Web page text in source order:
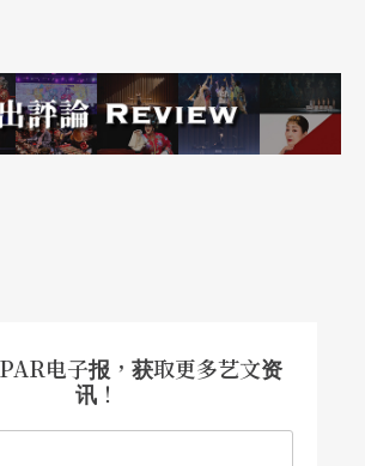
成羽毛飘落的地点、倾斜嬉戏的
的门板。《出游》中遮盖的白
地另一层想像空间的天使也可视为
《出游》的持伞者，如死神随侍在
压迫。
电子报，获取更多艺文资
讯！